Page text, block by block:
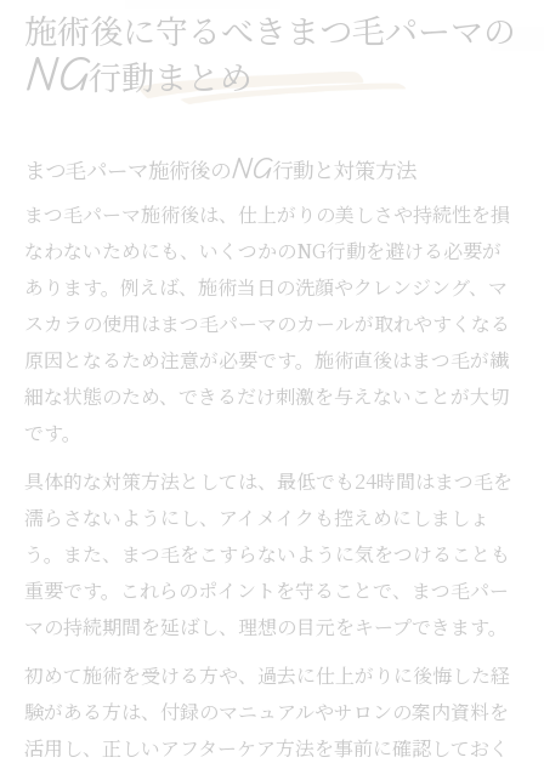
施術後に守るべきまつ毛パーマの
NG行動まとめ
まつ毛パーマ施術後のNG行動と対策方法
まつ毛パーマ施術後は、仕上がりの美しさや持続性を損
なわないためにも、いくつかのNG行動を避ける必要が
あります。例えば、施術当日の洗顔やクレンジング、マ
スカラの使用はまつ毛パーマのカールが取れやすくなる
原因となるため注意が必要です。施術直後はまつ毛が繊
細な状態のため、できるだけ刺激を与えないことが大切
です。
具体的な対策方法としては、最低でも24時間はまつ毛を
濡らさないようにし、アイメイクも控えめにしましょ
う。また、まつ毛をこすらないように気をつけることも
重要です。これらのポイントを守ることで、まつ毛パー
マの持続期間を延ばし、理想の目元をキープできます。
初めて施術を受ける方や、過去に仕上がりに後悔した経
験がある方は、付録のマニュアルやサロンの案内資料を
活用し、正しいアフターケア方法を事前に確認しておく